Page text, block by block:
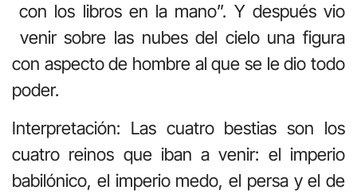
con los libros en la mano”. Y después vio
venir sobre las nubes del cielo una figura
con aspecto de hombre al que se le dio todo
poder.
Interpretación: Las cuatro bestias son los
cuatro reinos que iban a venir: el imperio
babilónico, el imperio medo, el persa y el de